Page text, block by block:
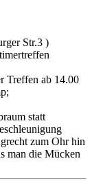
Str.3 )
Treffen ab 14.00
statt
zum Ohr hin
man die Mücken